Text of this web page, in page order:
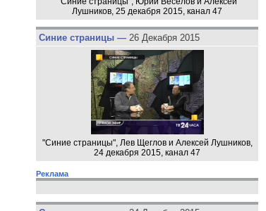
Лушников, 25 декабря 2015, канал 47
Синие страницы — 26 Декабря 2015
"Синие страницы", Лев Щеглов и Алексей Лушников,
24 декабря 2015, канал 47
Реклама